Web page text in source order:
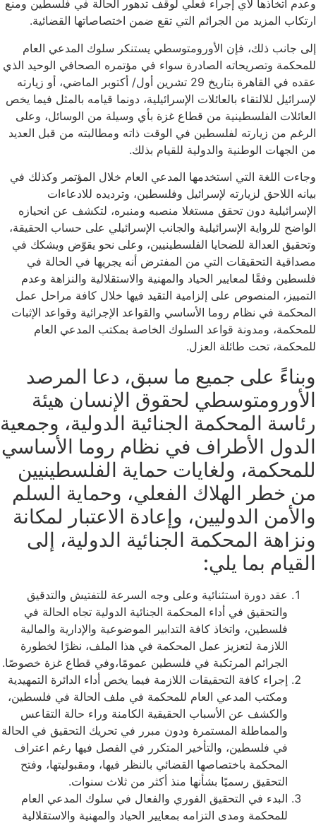
وعدم اتخاذها لأي إجراء فعلي لوقف تدهور الحالة في فلسطين ومنع
ارتكاب المزيد من الجرائم التي تقع ضمن اختصاصاتها القضائية.
إلى جانب ذلك، فإن الأورومتوسطي يستنكر سلوك المدعي العام
للمحكمة وتصريحاته الصادرة سواء في مؤتمره الصحافي الوحيد الذي
عقده في القاهرة بتاريخ 29 تشرين أول/ أكتوبر الماضي، أو زيارته
لإسرائيل للالتقاء بالعائلات الإسرائيلية، دونما قيامه بالمثل فيما يخص
العائلات الفلسطينية من قطاع غزة بأي وسيلة من الوسائل، وعلى
الرغم من زيارته لفلسطين في الوقت ذاته ومطالبته من قبل العديد
من الجهات الوطنية والدولية للقيام بذلك.
وجاءت اللغة التي استخدمها المدعي العام خلال المؤتمر وكذلك في
بيانه اللاحق لزيارته لإسرائيل وفلسطين، وترديده للادعاءات
الإسرائيلية دون تحقق مستغلا منصبه ومنبره، لتكشف عن انحيازه
الواضح للرواية الإسرائيلية والجانب الإسرائيلي على حساب الحقيقة،
وتحقيق العدالة للضحايا الفلسطينيين، وعلى نحو يقوّض ويشكك في
مصداقية التحقيقات التي من المفترض أنه يجريها في الحالة في
فلسطين وفقًا لمعايير الحياد والمهنية والاستقلالية والنزاهة وعدم
التمييز، المنصوص على إلزامية التقيد فيها خلال كافة مراحل عمل
المحكمة في نظام روما الأساسي والقواعد الإجرائية وقواعد الإثبات
للمحكمة، ومدونة قواعد السلوك الخاصة بمكتب المدعي العام
للمحكمة، تحت طائلة العزل.
وبناءً على جميع ما سبق، دعا المرصد
الأورومتوسطي لحقوق الإنسان هيئة
رئاسة المحكمة الجنائية الدولية، وجمعية
الدول الأطراف في نظام روما الأساسي
للمحكمة، ولغايات حماية الفلسطينيين
من خطر الهلاك الفعلي، وحماية السلم
والأمن الدوليين، وإعادة الاعتبار لمكانة
ونزاهة المحكمة الجنائية الدولية، إلى
القيام بما يلي:
​عقد دورة استثنائية وعلى وجه السرعة للتفتيش والتدقيق
والتحقيق في أداء المحكمة الجنائية الدولية تجاه الحالة في
فلسطين، واتخاذ كافة التدابير الموضوعية والإدارية والمالية
اللازمة لتعزيز عمل المحكمة في هذا الملف، نظرًا لخطورة
الجرائم المرتكبة في فلسطين عمومًا،وفي قطاع غزة خصوصًا.
​إجراء كافة التحقيقات اللازمة فيما يخص أداء الدائرة التمهيدية
ومكتب المدعي العام للمحكمة في ملف الحالة في فلسطين،
والكشف عن الأسباب الحقيقية الكامنة وراء حالة التقاعس
والمماطلة المستمرة ودون مبرر في تحريك التحقيق في الحالة
في فلسطين، والتأخير المتكرر في الفصل فيها رغم اعتراف
المحكمة باختصاصها القضائي بالنظر فيها، ومقبوليتها، وفتح
التحقيق رسميًا بشأنها منذ أكثر من ثلاث سنوات.
​البدء في التحقيق الفوري والفعال في سلوك المدعي العام
للمحكمة ومدى التزامه بمعايير الحياد والمهنية والاستقلالية